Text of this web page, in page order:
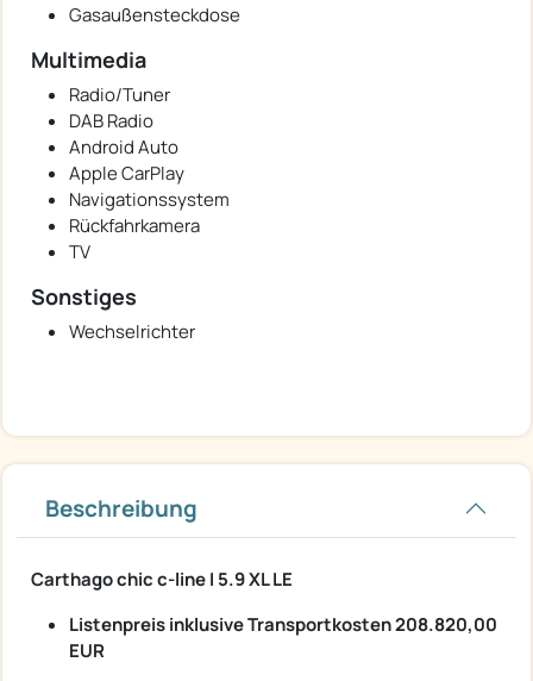
Gasaußensteckdose
Multimedia
Radio/Tuner
DAB Radio
Android Auto
Apple CarPlay
Navigationssystem
Rückfahrkamera
TV
Sonstiges
Wechselrichter
Beschreibung
Carthago chic c-line I 5.9 XL LE
Listenpreis inklusive Transportkosten 208.820,00
EUR